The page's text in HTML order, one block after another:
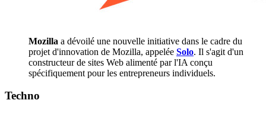
Mozilla a dévoilé une nouvelle initiative dans le cadre du
projet d'innovation de Mozilla, appelée Solo. Il s'agit d'un
constructeur de sites Web alimenté par l'IA conçu
spécifiquement pour les entrepreneurs individuels.
Techno